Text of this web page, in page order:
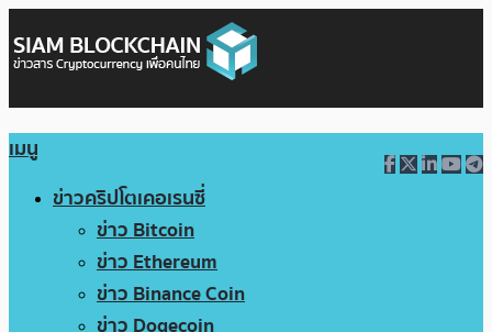
เมนู
ข่าวคริปโตเคอเรนซี่
ข่าว Bitcoin
ข่าว Ethereum
ข่าว Binance Coin